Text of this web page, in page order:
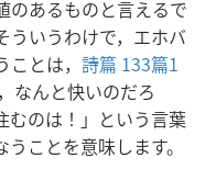
のあるものと言えるで
ういうわけで，エホバ
とは， 詩篇 133篇1
なんと快いのだろ
むのは！」という言葉
ことを意味します。